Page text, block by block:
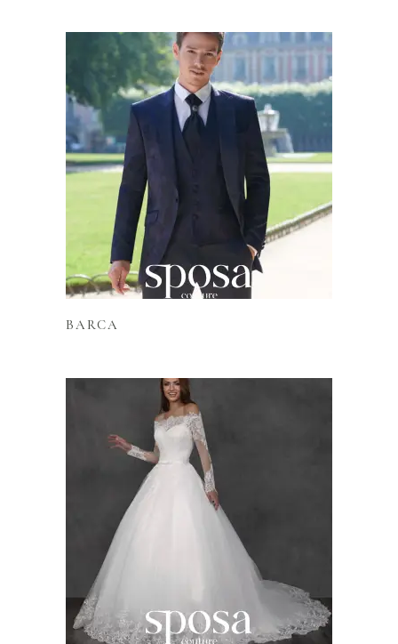
Lire la suite
BARCA
Lire la suite